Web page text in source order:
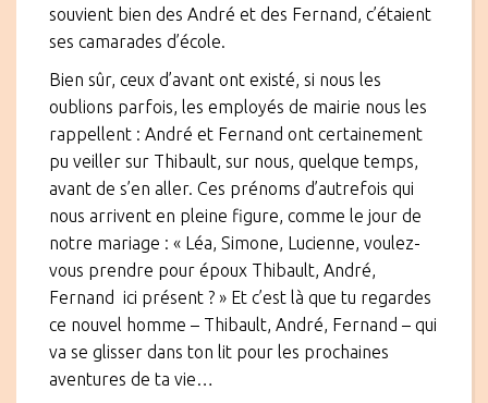
souvient bien des André et des Fernand, c’étaient
ses camarades d’école.
Bien sûr, ceux d’avant ont existé, si nous les
oublions parfois, les employés de mairie nous les
rappellent : André et Fernand ont certainement
pu veiller sur Thibault, sur nous, quelque temps,
avant de s’en aller. Ces prénoms d’autrefois qui
nous arrivent en pleine figure, comme le jour de
notre mariage : « Léa, Simone, Lucienne, voulez-
vous prendre pour époux Thibault, André,
Fernand ici présent ? » Et c’est là que tu regardes
ce nouvel homme – Thibault, André, Fernand – qui
va se glisser dans ton lit pour les prochaines
aventures de ta vie…